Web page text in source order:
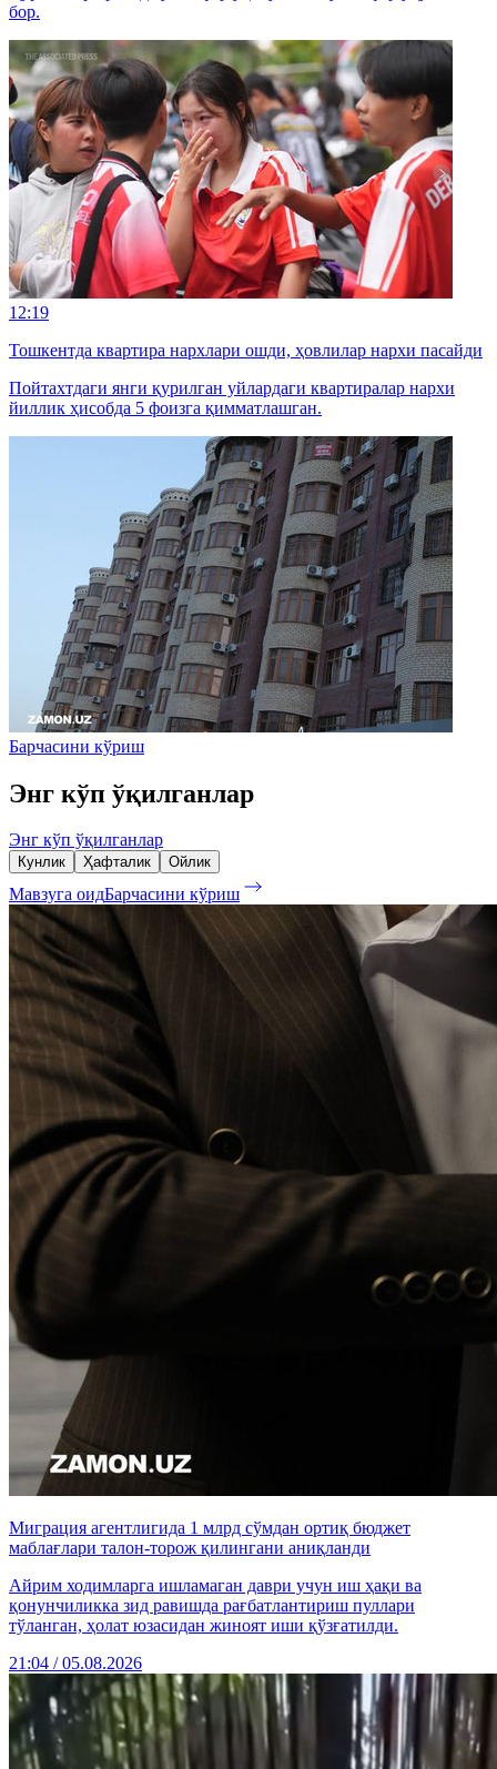
бор.
12:19
Тошкентда квартира нархлари ошди, ҳовлилар нархи пасайди
Пойтахтдаги янги қурилган уйлардаги квартиралар нархи
йиллик ҳисобда 5 фоизга қимматлашган.
Барчасини кўриш
Энг кўп ўқилганлар
Энг кўп ўқилганлар
Кунлик Ҳафталик Ойлик
Мавзуга оидБарчасини кўриш
Миграция агентлигида 1 млрд сўмдан ортиқ бюджет
маблағлари талон-торож қилингани аниқланди
Айрим ходимларга ишламаган даври учун иш ҳақи ва
қонунчиликка зид равишда рағбатлантириш пуллари
тўланган, ҳолат юзасидан жиноят иши қўзғатилди.
21:04 / 05.08.2026